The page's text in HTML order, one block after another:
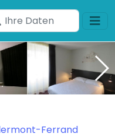
Geben
Sie
Ihre
Daten
Ferrand